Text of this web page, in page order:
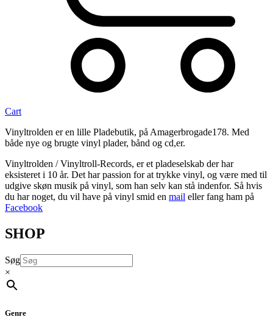
Cart
Vinyltrolden er en lille Pladebutik, på Amagerbrogade178. Med
både nye og brugte vinyl plader, bånd og cd,er.
Vinyltrolden / Vinyltroll-Records, er et pladeselskab der har
eksisteret i 10 år. Det har passion for at trykke vinyl, og være med til
udgive skøn musik på vinyl, som han selv kan stå indenfor. Så hvis
du har noget, du vil have på vinyl smid en mail eller fang ham på
Facebook
SHOP
Søg
×
Genre